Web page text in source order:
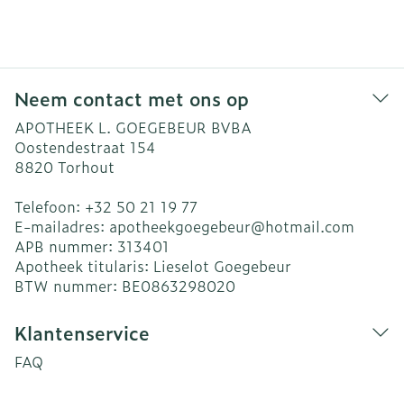
Neem contact met ons op
APOTHEEK L. GOEGEBEUR BVBA
Oostendestraat 154
8820 Torhout
Telefoon: +32 50 21 19 77
E-mailadres: apotheekgoegebeur@hotmail.com
APB nummer: 313401
Apotheek titularis: Lieselot Goegebeur
BTW nummer: BE0863298020
Klantenservice
FAQ